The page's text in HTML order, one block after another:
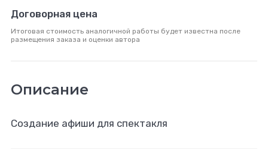
Договорная цена
Итоговая стоимость аналогичной работы будет известна после
размещения заказа и оценки автора
Описание
Создание афиши для спектакля